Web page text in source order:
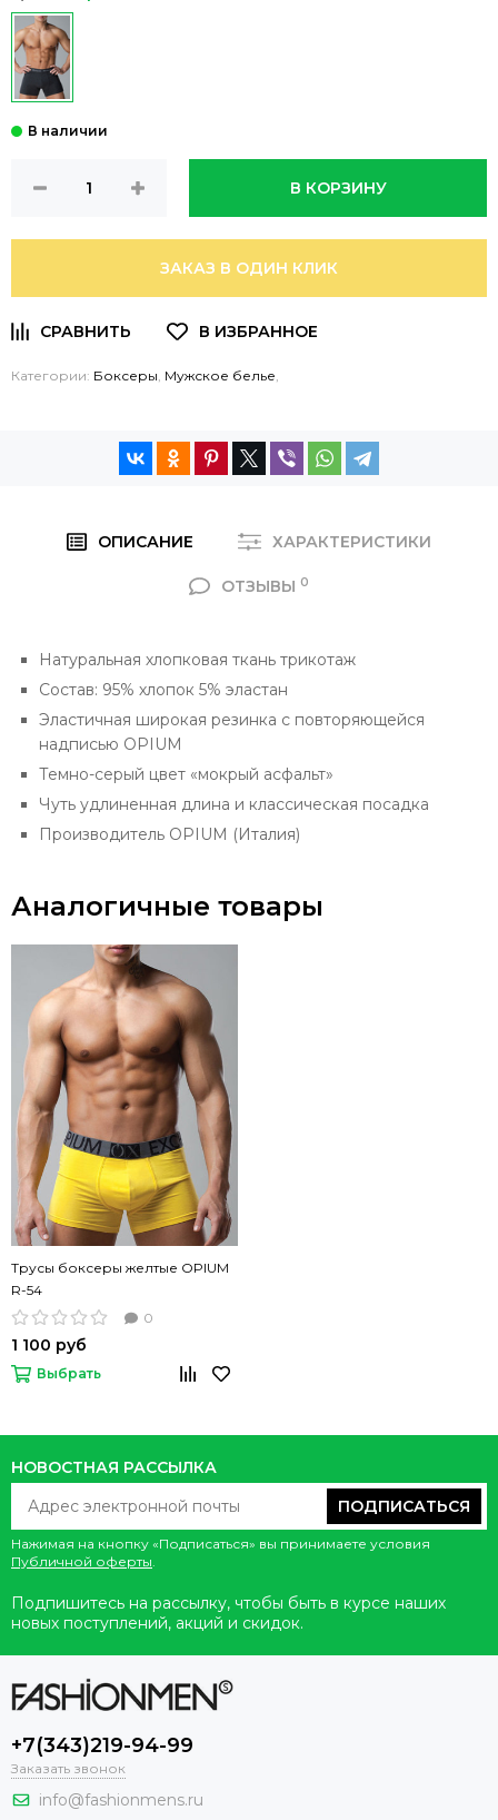
В КОРЗИНУ
ЗАКАЗ В ОДИН КЛИК
Категории: Боксеры, Мужское белье,
ОПИСАНИЕ ХАРАКТЕРИСТИКИ
ОТЗЫВЫ 0
Натуральная хлопковая ткань трикотаж
Состав: 95% хлопок 5% эластан
Эластичная широкая резинка с повторяющейся
надписью OPIUM
Темно-серый цвет «мокрый асфальт»
Чуть удлиненная длина и классическая посадка
Производитель OPIUM (Италия)
Аналогичные товары
Трусы боксеры желтые OPIUM
R-54
0
1 100 руб
Выбрать
НОВОСТНАЯ РАССЫЛКА
ПОДПИСАТЬСЯ
Нажимая на кнопку «Подписаться» вы принимаете условия
Публичной оферты.
Подпишитесь на рассылку, чтобы быть в курсе наших
новых поступлений, акций и скидок.
+7(343)219-94-99
Заказать звонок
info@fashionmens.ru